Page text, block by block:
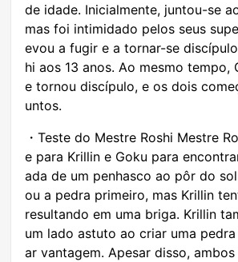
de idade. Inicialmente, juntou-se
mas foi intimidado pelos seus
evou a fugir e a tornar-se
hi aos 13 anos. Ao mesmo tempo,
e tornou discípulo, e os dois
untos.
・Teste do Mestre Roshi Mestre
e para Krillin e Goku para
ada de um penhasco ao pôr do
ou a pedra primeiro, mas Krillin
resultando em uma briga. Krillin
um lado astuto ao criar uma
ar vantagem. Apesar disso,